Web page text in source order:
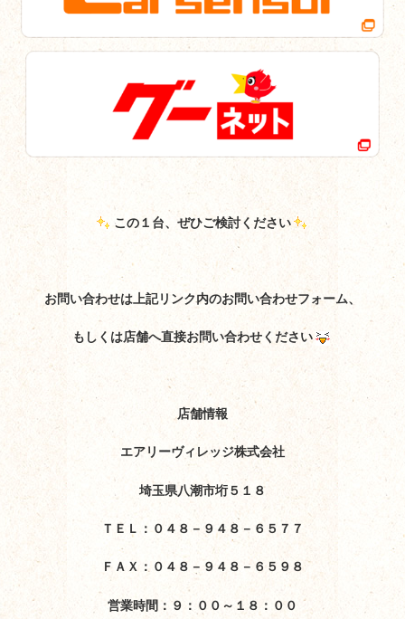
この１台、ぜひご検討ください
お問い合わせは上記リンク内のお問い合わせフォーム、
もしくは店舗へ直接お問い合わせください
店舗情報
エアリーヴィレッジ株式会社
埼玉県八潮市垳５１８
ＴＥＬ：０４８－９４８－６５７７
ＦＡＸ：０４８－９４８－６５９８
営業時間：９：００～１８：００